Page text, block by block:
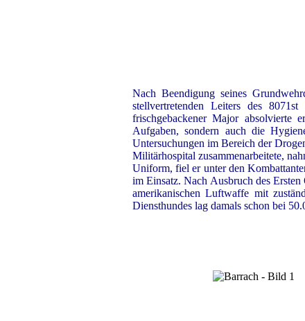
Nach Beendigung seines
stellvertretenden Leiters des
frischgebackener Major absolvierte
Aufgaben, sondern auch die
Untersuchungen im Bereich der
Militärhospital zusammenarbeitete,
Uniform, fiel er unter den
im Einsatz. Nach Ausbruch des
amerikanischen Luftwaffe mit
Diensthundes lag damals schon bei